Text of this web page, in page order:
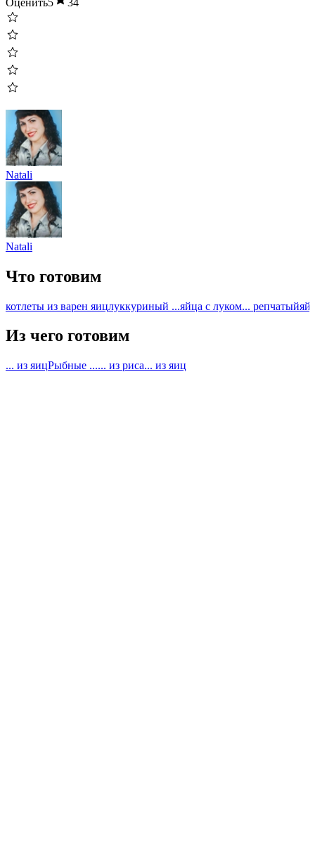
Natali
Natali
Что готовим
котлеты из варен яицлуккуриный ...яйца с луком... репчатый
Из чего готовим
... из яицРыбные ...... из риса... из яиц